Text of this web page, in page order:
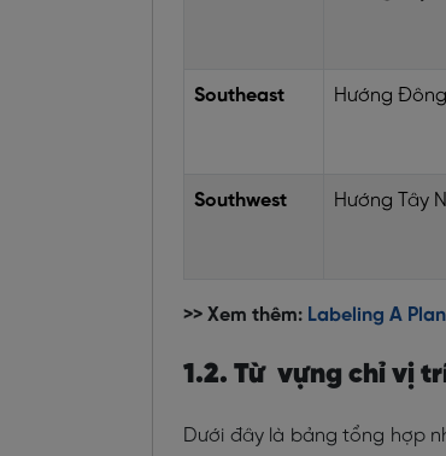
Southeast Hướng
Southwest Hướng Tây
>> Xem thêm: Labeling A
1.2. Từ vựng chỉ vị
Dưới đây là bảng tổng hợp